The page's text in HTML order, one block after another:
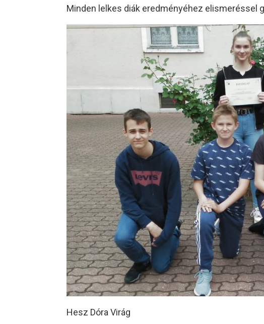
Minden lelkes diák eredményéhez elismeréssel
Hesz Dóra Virág